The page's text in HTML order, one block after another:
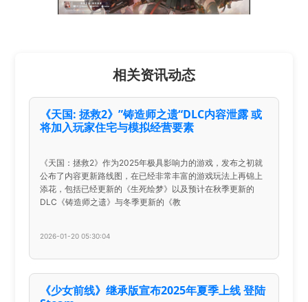
相关资讯动态
《天国: 拯救2》”铸造师之遗“DLC内容泄露 或
将加入玩家住宅与模拟经营要素
《天国：拯救2》作为2025年极具影响力的游戏，发布之初就
公布了内容更新路线图，在已经非常丰富的游戏玩法上再锦上
添花，包括已经更新的《生死绘梦》以及预计在秋季更新的
DLC《铸造师之遗》与冬季更新的《教
2026-01-20 05:30:04
《少女前线》继承版宣布2025年夏季上线 登陆